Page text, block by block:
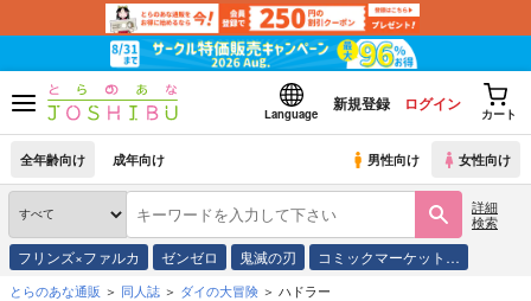
Language
新規登録 ログイン
カート
全年齢向け 成年向け 男性向け 女性向け
詳細
検索
フリンズ×ファルカ ゼンゼロ 鬼滅の刃 コミックマーケット…
とらのあな通販 同人誌 ダイの大冒険 ハドラー